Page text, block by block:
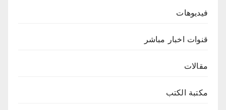
فيديوهات
قنوات اخبار مباشر
مقالات
مكتبة الكتب